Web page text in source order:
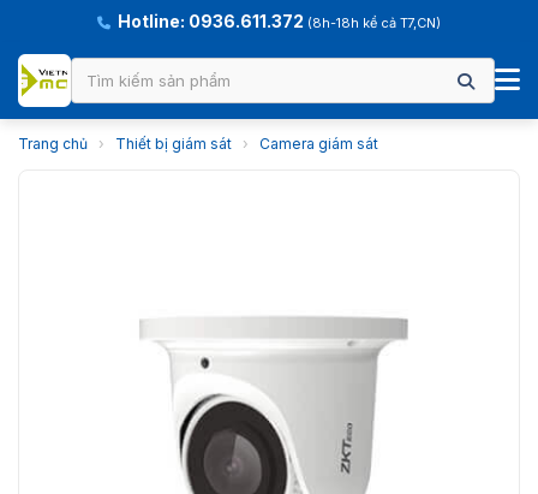
Hotline: 0936.611.372 (8h-18h kể cả T7,CN)
Trang chủ › Thiết bị giám sát › Camera giám sát